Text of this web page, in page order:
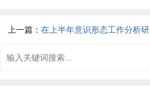
上一篇：在上半年意识形态工作分析研